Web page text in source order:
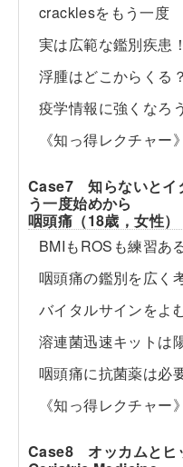
cracklesをもう一度
実は広範な鑑別疾患
浮腫はどこからくる？
疫学情報に強くなろう
《知っ得レクチャー》
Case7 知らないとイ
う一度始めから
咽頭痛（18歳，女性）
BMIもROSも練習あ
咽頭痛の鑑別を広く
バイタルサインをよ
溶連菌迅速キットは
咽頭痛に抗菌薬は必
《知っ得レクチャー》
Case8 オッカムと